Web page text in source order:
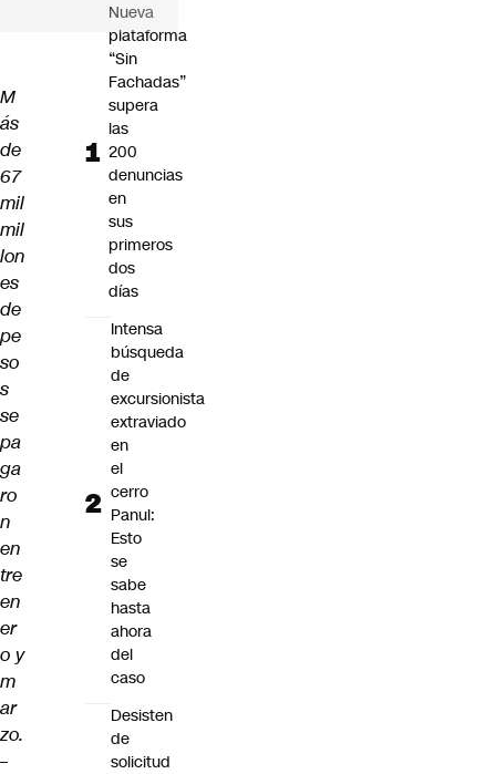
M
ás
de
67
mil
mil
lon
es
de
pe
so
s
se
pa
ga
ro
n
en
tre
en
er
o y
m
ar
zo.
–
Nueva
plataforma
“Sin
Fachadas”
supera
las
200
denuncias
en
sus
primeros
dos
días
Intensa
búsqueda
de
excursionista
extraviado
en
el
cerro
Panul:
Esto
se
sabe
hasta
ahora
del
caso
Desisten
de
solicitud